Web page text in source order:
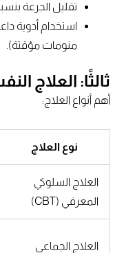
تقليل الجرعة بنسبة 25-50 ملغ كل 3-7 أيام حسب
استخدام أدوية
منومات مؤقتة).
ثالثًا: العلاج
أهم أنواع العلاج:
نوع العلاج
العلاج السلوكي
المعرفي (CBT)
العلاج الجماعي